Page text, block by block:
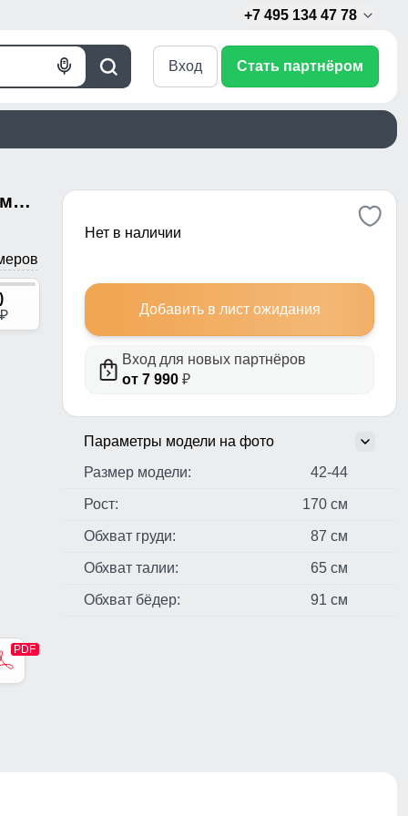
+7 495 134 47 78
Поиск
Голосовой
Вход Стать партнёром
Пальто утепленное стеганное зимнее с капюшоном женское зеленого цвета 9611Z
p
Нет в наличии
Добавить в лист ожидания
Вход для новых партнёров
от 7 990 ₽
Параметры модели на фото
Размер модели:
42-44
Рост: 170 см
Обхват груди: 87 см
Обхват талии: 65 см
Обхват бёдер: 91 см